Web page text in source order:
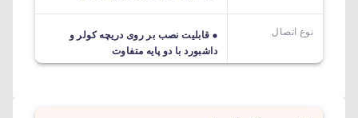
نوع اتصال
قابلیت نصب بر روی دریچه کولر و
داشبورد با دو پایه‌ متفاوت